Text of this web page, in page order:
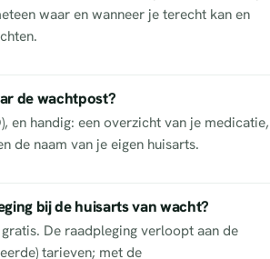
waar en wanneer je terecht kan en
de wachtpost?
en handig: een overzicht van je medicatie,
de naam van je eigen huisarts.
bij de huisarts van wacht?
De raadpleging verloopt aan de
tarieven; met de